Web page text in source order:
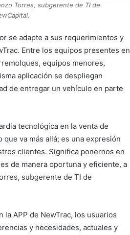
Torres, subgerente de TI de
se adapte a sus requerimientos y
Entre los equipos presentes en
equipos menores,
aplicación se despliegan
de entregar un vehículo en parte
tecnológica en la venta de
va más allá; es una expresión
clientes. Significa ponernos en
de manera oportuna y eficiente, a
subgerente de TI de
APP de NewTrac, los usuarios
y necesidades, actuales y